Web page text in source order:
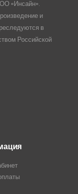
«Инсайн».
и
в
Российской